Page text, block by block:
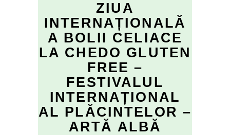
ZIUA
INTERNAȚIONALĂ
A BOLII CELIACE
LA CHEDO GLUTEN
FREE –
FESTIVALUL
INTERNAȚIONAL
AL PLĂCINTELOR –
ARTĂ ALBĂ